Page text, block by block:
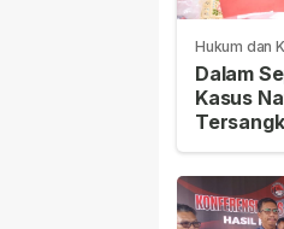
Hukum dan
Dalam
Kasus